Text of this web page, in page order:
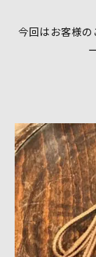
今回はお客様